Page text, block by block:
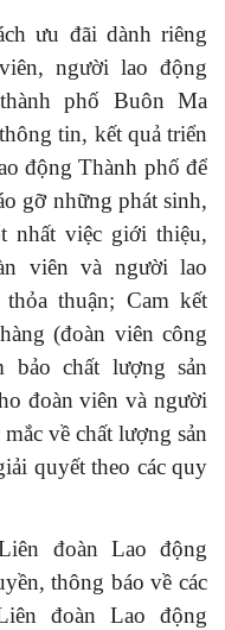
ưu đãi dành riêng
người lao động
phố Buôn Ma
tin, kết quả triển
động Thành phố để
gỡ những phát sinh,
nhất việc giới thiệu,
viên và người lao
thuận; Cam kết
(đoàn viên công
chất lượng sản
đoàn viên và người
về chất lượng sản
quyết theo các quy
đoàn Lao động
thông báo về các
đoàn Lao động